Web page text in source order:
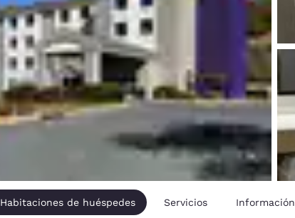
Ireland
English
United Kingdom
English
Asia-Pacífico
English
Habitaciones de huéspedes Servicios Información